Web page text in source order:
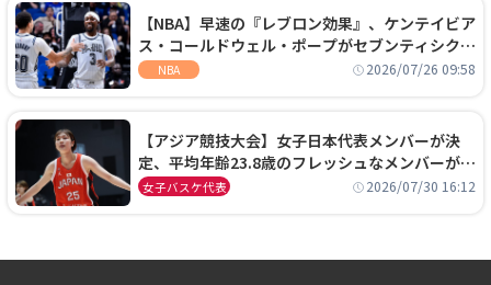
【NBA】早速の『レブロン効果』、ケンテイビア
ス・コールドウェル・ポープがセブンティシクサ
ーズに1年契約で加入
NBA 2026/07/26 09:58
【アジア競技大会】女子日本代表メンバーが決
定、平均年齢23.8歳のフレッシュなメンバーが日
本開催の大舞台で頂点を狙う
女子バスケ代表 2026/07/30 16:12